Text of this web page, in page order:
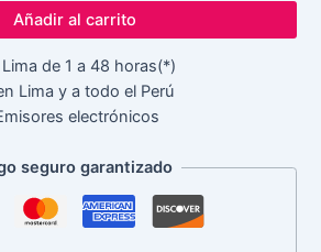
Añadir al carrito
de 1 a 48 horas(*)
Lima y a todo el Perú
electrónicos
seguro garantizado